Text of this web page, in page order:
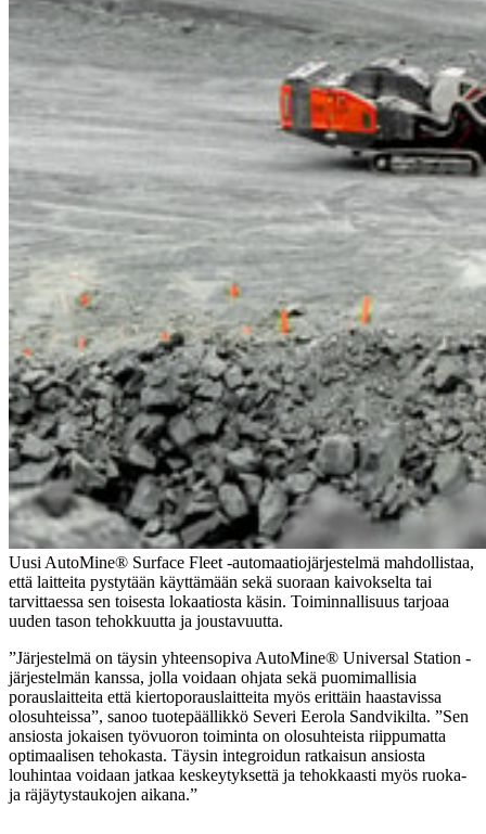
Uusi AutoMine® Surface Fleet -automaatiojärjestelmä mahdollistaa,
että laitteita pystytään käyttämään sekä suoraan kaivokselta tai
tarvittaessa sen toisesta lokaatiosta käsin. Toiminnallisuus tarjoaa
uuden tason tehokkuutta ja joustavuutta.
”Järjestelmä on täysin yhteensopiva AutoMine® Universal Station -
järjestelmän kanssa, jolla voidaan ohjata sekä puomimallisia
porauslaitteita että kiertoporauslaitteita myös erittäin haastavissa
olosuhteissa”, sanoo tuotepäällikkö Severi Eerola Sandvikilta. ”Sen
ansiosta jokaisen työvuoron toiminta on olosuhteista riippumatta
optimaalisen tehokasta. Täysin integroidun ratkaisun ansiosta
louhintaa voidaan jatkaa keskeytyksettä ja tehokkaasti myös ruoka-
ja räjäytystaukojen aikana.”